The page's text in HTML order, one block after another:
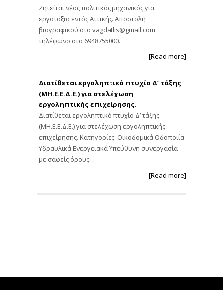
Ζητείται νέος πολιτικός μηχανικός για
εργοτάξια εντός Αττικής. Αποστολή
βιογραφικού στο vagdatlis@gmail.com
τηλέφωνο στο 6948755000.
[Read more]
Διατίθεται εργοληπτικό πτυχίο Δ’ τάξης
(ΜΗ.Ε.Ε.Δ.Ε.) για στελέχωση
εργοληπτικής επιχείρησης.
Διατίθεται εργοληπτικό πτυχίο Δ’ τάξης
(ΜΗ.Ε.Ε.Δ.Ε.) για στελέχωση εργοληπτικής
επιχείρησης. Κατηγορίες: Οικοδομικά Οδοποιία
Υδραυλικά Ενεργειακά Υπεύθυνη συνεργασία
με σαφείς όρους…
[Read more]